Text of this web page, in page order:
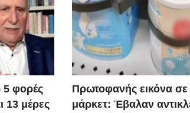
φορές
13 μέρες
Πρωτοφανής εικόνα
μάρκετ: Έβαλαν